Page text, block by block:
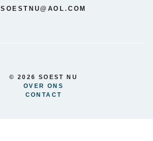
SOESTNU@AOL.COM
© 2026 SOEST NU
OVER ONS
CONTACT